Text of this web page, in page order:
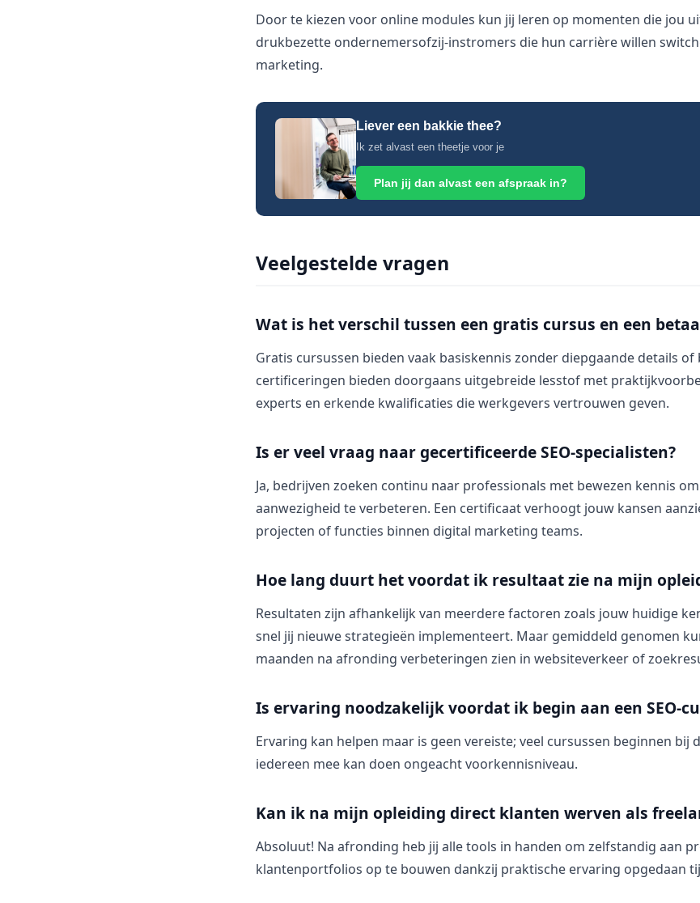
Door te kiezen voor online modules kun jij leren op momenten die jou
drukbezette ondernemersofzij-instromers die hun carrière willen
marketing.
Liever een bakkie thee?
Ik zet alvast een theetje voor je
Plan jij dan alvast een afspraak in?
Veelgestelde vragen
Wat is het verschil tussen een gratis cursus en een
Gratis cursussen bieden vaak basiskennis zonder diepgaande details of
certificeringen bieden doorgaans uitgebreide lesstof met
experts en erkende kwalificaties die werkgevers vertrouwen geven.
Is er veel vraag naar gecertificeerde SEO-specialisten?
Ja, bedrijven zoeken continu naar professionals met bewezen kennis
aanwezigheid te verbeteren. Een certificaat verhoogt jouw kansen
projecten of functies binnen digital marketing teams.
Hoe lang duurt het voordat ik resultaat zie na mijn
Resultaten zijn afhankelijk van meerdere factoren zoals jouw huidige
snel jij nieuwe strategieën implementeert. Maar gemiddeld genomen
maanden na afronding verbeteringen zien in websiteverkeer of
Is ervaring noodzakelijk voordat ik begin aan een SEO-
Ervaring kan helpen maar is geen vereiste; veel cursussen beginnen bij
iedereen mee kan doen ongeacht voorkennisniveau.
Kan ik na mijn opleiding direct klanten werven als
Absoluut! Na afronding heb jij alle tools in handen om zelfstandig aan
klantenportfolios op te bouwen dankzij praktische ervaring opgedaan